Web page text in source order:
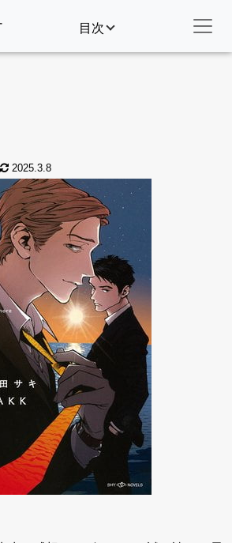
目次
2025.3.8